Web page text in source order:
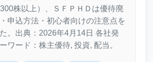
株以上）、ＳＦＰＨＤは優待廃
申込方法・初心者向けの注意点を
。出典：2026年4月14日 各社発
ワード：株主優待, 投資, 配当。